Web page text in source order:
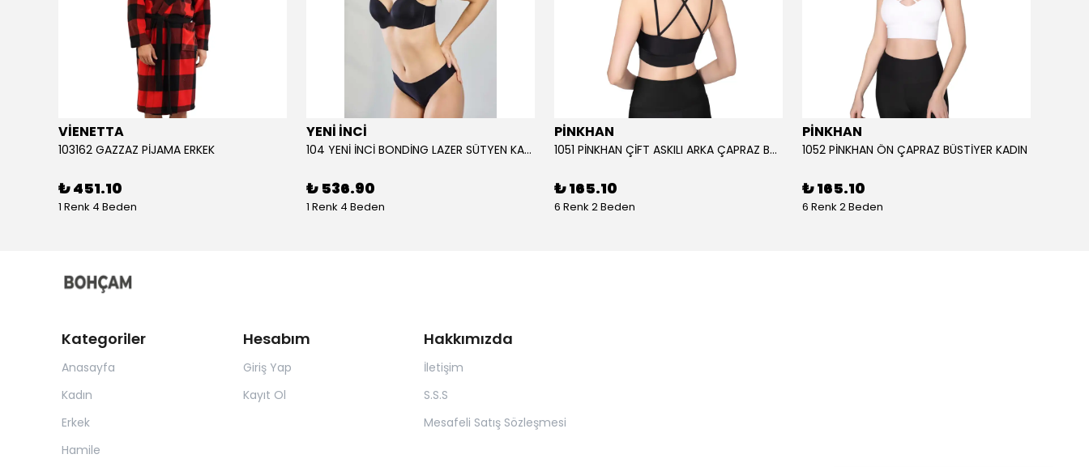
VİENETTA
103162 GAZZAZ PİJAMA ERKEK
₺ 451.10
1 Renk 4 Beden
YENİ İNCİ
104 YENİ İNCİ BONDİNG LAZER SÜTYEN KADIN
₺ 536.90
1 Renk 4 Beden
PİNKHAN
1051 PİNKHAN ÇİFT ASKILI ARKA ÇAPRAZ BÜSTİYER KADI
₺ 165.10
6 Renk 2 Beden
PİNKHAN
1052 PİNKHAN ÖN ÇAPRAZ BÜSTİYER KADIN
₺ 165.10
6 Renk 2 Beden
Kategoriler
Anasayfa
Kadın
Erkek
Hamile
Hesabım
Giriş Yap
Kayıt Ol
Hakkımızda
İletişim
S.S.S
Mesafeli Satış Sözleşmesi